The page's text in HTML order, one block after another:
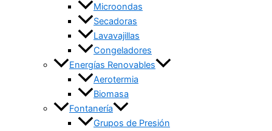
Microondas
Secadoras
Lavavajillas
Congeladores
Energías Renovables
Aerotermia
Biomasa
Fontanería
Grupos de Presión